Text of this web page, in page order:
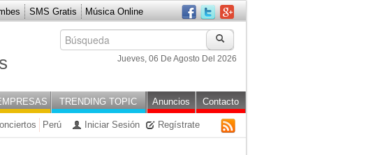
SMS Gratis Música Online
Jueves, 06 De Agosto Del 2026
TRENDING TOPIC Contacto
Anuncios
Perú Iniciar Sesión Regístrate